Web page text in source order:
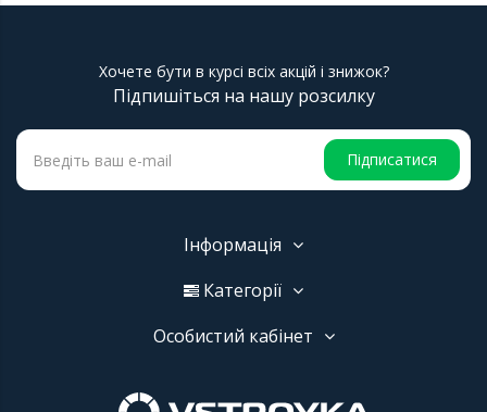
Хочете бути в курсі всіх акцій і знижок?
Підпишіться на нашу розсилку
Підписатися
Інформація
Категорії
Особистий кабінет